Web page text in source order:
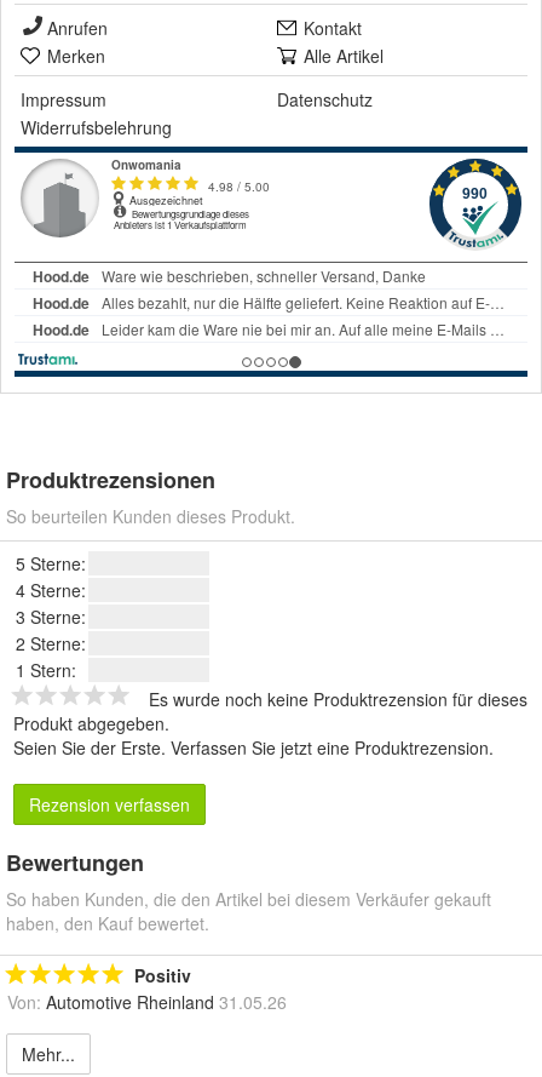
Anrufen
Kontakt
Merken
Alle Artikel
Impressum
Datenschutz
Widerrufsbelehrung
Produktrezensionen
So beurteilen Kunden dieses Produkt.
5 Sterne:
4 Sterne:
3 Sterne:
2 Sterne:
1 Stern:
Es wurde noch keine Produktrezension für dieses
Produkt abgegeben.
Seien Sie der Erste. Verfassen Sie jetzt eine Produktrezension.
Rezension verfassen
Bewertungen
So haben Kunden, die den Artikel bei diesem Verkäufer gekauft
haben, den Kauf bewertet.
Positiv
Von: Automotive Rheinland 31.05.26
Mehr...